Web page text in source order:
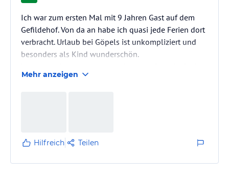
Ich war zum ersten Mal mit 9 Jahren Gast auf dem
Gefildehof. Von da an habe ich quasi jede Ferien dort
verbracht. Urlaub bei Göpels ist unkompliziert und
besonders als Kind wunderschön.
24h Bespaßung sucht,ist hier falsch. Wer aber einen
begeistert.
Mehr anzeigen
Hilfreich Teilen